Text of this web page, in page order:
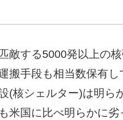
敵する5000発以上の
搬手段も相当数保有
(核シェルター)は明
米国に比べ明らかに劣